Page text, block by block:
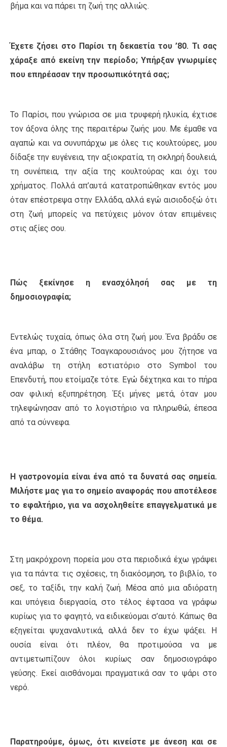
βήμα και να πάρει τη ζωή της αλλιώς.
Έχετε ζήσει στο Παρίσι τη δεκαετία του ’80. Τι σας
χάραξε από εκείνη την περίοδο; Υπήρξαν γνωριμίες
που επηρέασαν την προσωπικότητά σας;
Το Παρίσι, που γνώρισα σε μια τρυφερή ηλυκία, έχτισε
τον άξονα όλης της περαιτέρω ζωής μου. Με έμαθε να
αγαπώ και να συνυπάρχω με όλες τις κουλτούρες, μου
δίδαξε την ευγένεια, την αξιοκρατία, τη σκληρή δουλειά,
τη συνέπεια, την αξία της κουλτούρας και όχι του
χρήματος. Πολλά απ’αυτά κατατροπώθηκαν εντός μου
όταν επέστρεψα στην Ελλάδα, αλλά εγώ αισιοδοξώ ότι
στη ζωή μπορείς να πετύχεις μόνον όταν επιμένεις
στις αξίες σου.
Πώς ξεκίνησε η ενασχόλησή σας με τη
δημοσιογραφία;
Εντελώς τυχαία, όπως όλα στη ζωή μου. Ένα βράδυ σε
ένα μπαρ, ο Στάθης Τσαγκαρουσιάνος μου ζήτησε να
αναλάβω τη στήλη εστιατόριο στο Symbol του
Επενδυτή, που ετοίμαζε τότε. Εγώ δέχτηκα και το πήρα
σαν φιλική εξυπηρέτηση. Έξι μήνες μετά, όταν μου
τηλεφώνησαν από το λογιστήριο να πληρωθώ, έπεσα
από τα σύννεφα.
Η γαστρονομία είναι ένα από τα δυνατά σας σημεία.
Μιλήστε μας για το σημείο αναφοράς που αποτέλεσε
το εφαλτήριο, για να ασχοληθείτε επαγγελματικά με
το θέμα.
Στη μακρόχρονη πορεία μου στα περιοδικά έχω γράψει
για τα πάντα: τις σχέσεις, τη διακόσμηση, το βιβλίο, το
σεξ, το ταξίδι, την καλή ζωή. Μέσα από μια αδιόρατη
και υπόγεια διεργασία, στο τέλος έφτασα να γράφω
κυρίως για το φαγητό, να ειδικεύομαι σ’αυτό. Κάπως θα
εξηγείται ψυχαναλυτικά, αλλά δεν το έχω ψάξει. Η
ουσία είναι ότι πλέον, θα προτιμούσα να με
αντιμετωπίζουν όλοι κυρίως σαν δημοσιογράφο
γεύσης. Εκεί αισθάνομαι πραγματικά σαν το ψάρι στο
νερό.
Παρατηρούμε, όμως, ότι κινείστε με άνεση και σε